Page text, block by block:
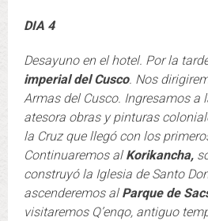
DIA 4
Desayuno en el hotel. Por la
imperial del Cusco. Nos
Armas del Cusco. Ingresamos a
atesora obras y pinturas
la Cruz que llegó con los
Continuaremos alKorikancha,
construyó la Iglesia de Santo
ascenderemos alParque de
visitaremos Q’enqo, antiguo